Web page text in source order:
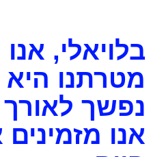
בלויאלי,
מטרתנו
נפשך
אנו